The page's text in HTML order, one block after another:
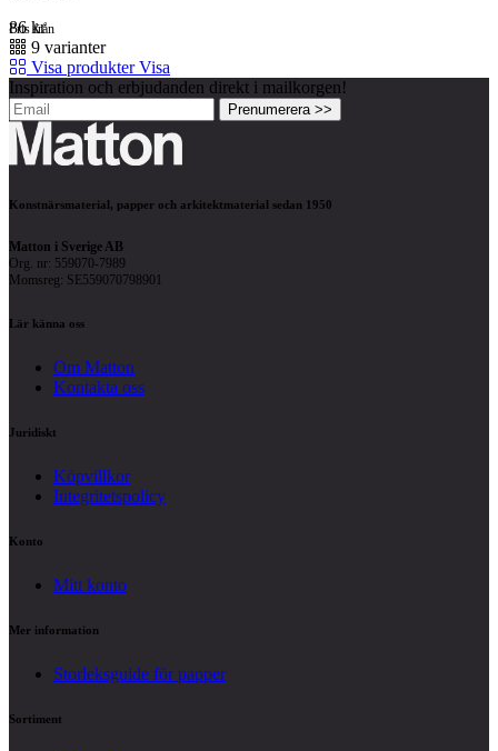
Pris från
86kr
9 varianter
Visa produkter Visa
Inspiration och erbjudanden direkt i mailkorgen!
Prenumerera >>
Konstnärsmaterial, papper och arkitektmaterial sedan 1950
Matton i Sverige AB
Org. nr: 559070-7989
Momsreg: SE559070798901
Lär känna oss
Om Matton
Kontakta oss
Juridiskt
Köpvillkor
Integritetspolicy
Konto
Mitt konto
Mer information
Storleksguide för papper
Sortiment